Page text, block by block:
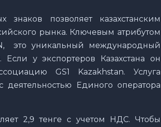
позволяет казахстанским
рынка. Ключевым атрибутом
это уникальный международный
у экспортеров Казахстана он
GS1 Kazakhstan. Услуга
Единого оператора
2,9 тенге с учетом НДС. Чтобы